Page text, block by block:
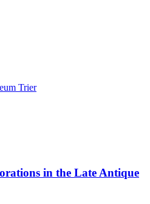
Trier
in the Late Antique